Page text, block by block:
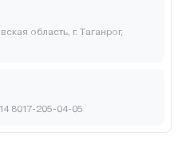
область, г. Таганрог,
8017-205-04-05